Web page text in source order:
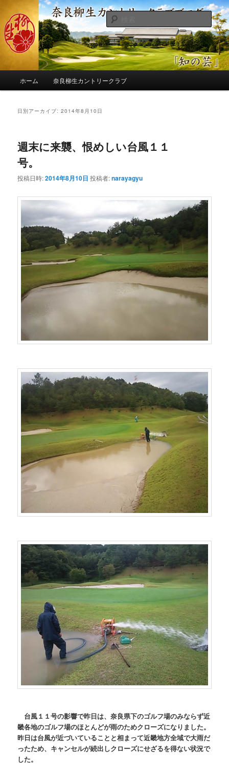
ン
コ
ン
へ
コ
ン
ツ
移
奈良柳生カントリークラブ総支配人
ブログ
季節の話題、クラブの出来事、コースの改修・更新作業、ゴルフに関する随
筆、喜怒哀楽などを気まぐれに発信します。
検
索
ホーム 奈良柳生カントリークラブ
日別アーカイブ:2014年8月10日
週末に来襲、恨めしい台風１１
号。
投稿日時:2014年8月10日 投稿者:narayagyu
台風１１号の影響で昨日は、奈良県下のゴルフ場のみならず近
畿各地のゴルフ場のほとんどが雨のためクローズになりました。
昨日は台風が近づいていることと相まって近畿地方全域で大雨だ
ったため、キャンセルが続出しクローズにせざるを得ない状況で
した。